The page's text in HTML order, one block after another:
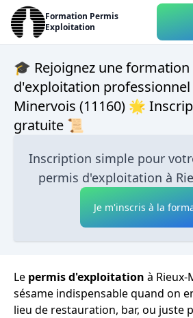
Formation Permis
Exploitation
🎓 Rejoignez une
d'exploitation professionnel
Minervois (11160) 🌟
gratuite 📜
Inscription simple pour
permis d'exploitation à
Je m'inscris à la
Le permis d'exploitation à Rieux-
sésame indispensable quand on
lieu de restauration, bar, ou juste